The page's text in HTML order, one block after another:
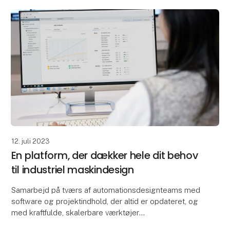
12. juli 2023
En platform, der dækker hele dit behov
til industriel maskindesign
Samarbejd på tværs af automationsdesignteams med
software og projektindhold, der altid er opdateret, og
med kraftfulde, skalerbare værktøjer